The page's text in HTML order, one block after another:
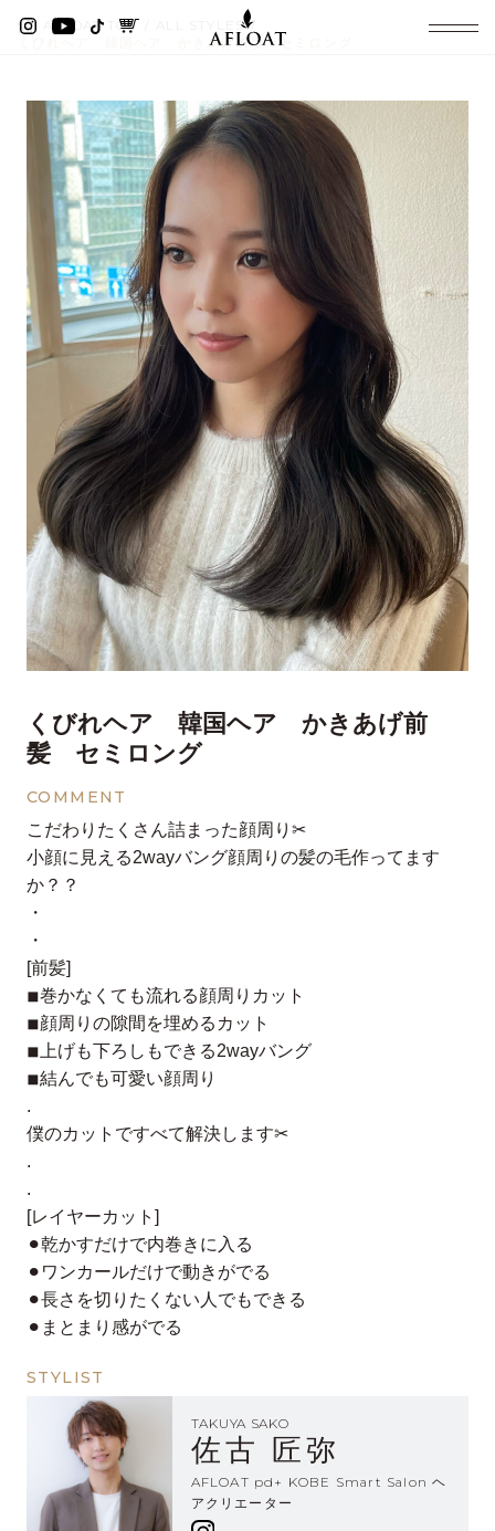
AFLOAT TOP
ALL STYLES
くびれヘア 韓国ヘア かきあげ前髪 セミロング
くびれヘア 韓国ヘア かきあげ前
髪 セミロング
COMMENT
こだわりたくさん詰まった顔周り✂︎
小顔に見える2wayバング顔周りの髪の毛作ってます
か？？
・
・
[前髪]
◾︎巻かなくても流れる顔周りカット
◾︎顔周りの隙間を埋めるカット
◾︎上げも下ろしもできる2wayバング
◾︎結んでも可愛い顔周り
.
僕のカットですべて解決します✂︎
.
.
[レイヤーカット]
⚫︎乾かすだけで内巻きに入る
⚫︎ワンカールだけで動きがでる
⚫︎長さを切りたくない人でもできる
⚫︎まとまり感がでる
STYLIST
TAKUYA SAKO
佐古 匠弥
AFLOAT pd+ KOBE Smart Salon ヘ
アクリエーター